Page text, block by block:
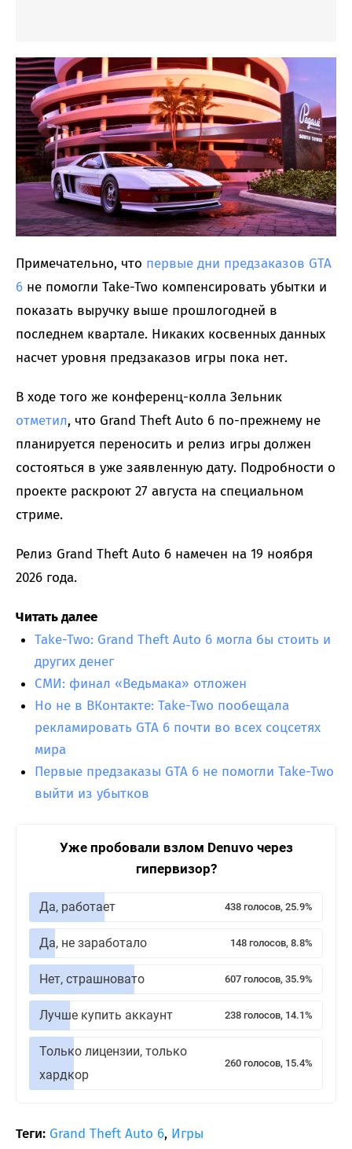
Примечательно, что первые дни предзаказов GTA
6 не помогли Take-Two компенсировать убытки и
показать выручку выше прошлогодней в
последнем квартале. Никаких косвенных данных
насчет уровня предзаказов игры пока нет.
В ходе того же конференц-колла Зельник
отметил, что Grand Theft Auto 6 по-прежнему не
планируется переносить и релиз игры должен
состояться в уже заявленную дату. Подробности о
проекте раскроют 27 августа на специальном
стриме.
Релиз Grand Theft Auto 6 намечен на 19 ноября
2026 года.
Читать далее
Take-Two: Grand Theft Auto 6 могла бы стоить и
других денег
СМИ: финал «Ведьмака» отложен
Но не в ВКонтакте: Take-Two пообещала
рекламировать GTA 6 почти во всех соцсетях
мира
Первые предзаказы GTA 6 не помогли Take-Two
выйти из убытков
Уже пробовали взлом Denuvo через
гипервизор?
Да, работает 438 голосов, 25.9%
Да, не заработало 148 голосов, 8.8%
Нет, страшновато 607 голосов, 35.9%
Лучше купить аккаунт 238 голосов, 14.1%
Только лицензии, только
хардкор
260 голосов, 15.4%
Теги: Grand Theft Auto 6, Игры